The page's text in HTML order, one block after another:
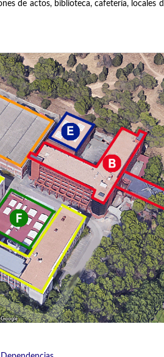
de actos, biblioteca, cafetería, locales